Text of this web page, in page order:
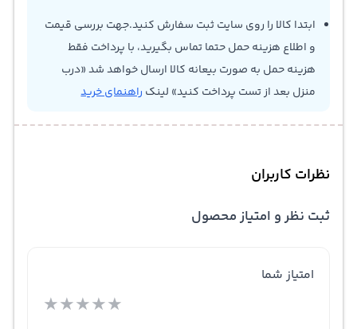
ابتدا کالا را روی سایت ثبت سفارش کنید.جهت بررسی قیمت
و اطلاع هزینه حمل حتما تماس بگیرید، با پرداخت فقط
هزینه حمل به صورت بیعانه کالا ارسال خواهد شد «درب
منزل بعد از تست پرداخت کنید» لینک راهنمای خرید
نظرات کاربران
ثبت نظر و امتیاز محصول
امتیاز شما
★★★★★